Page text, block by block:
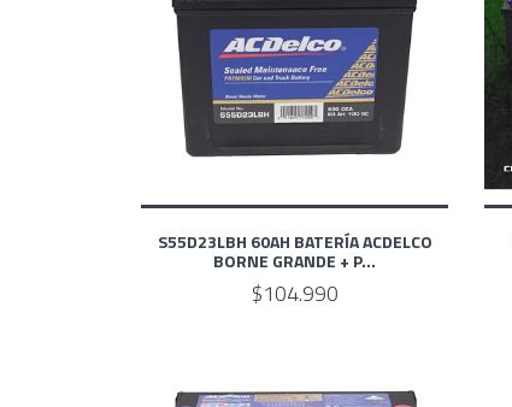
S55D23LBH 60AH BATERÍA ACDELCO
BORNE GRANDE + P...
$104.990